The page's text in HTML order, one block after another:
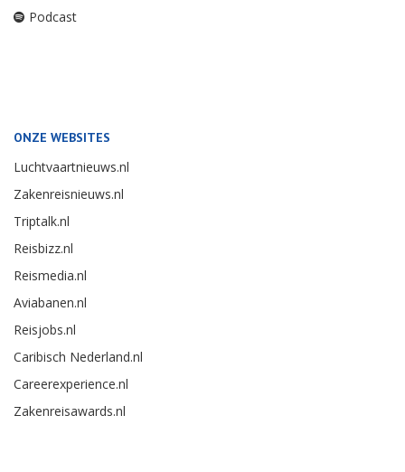
Podcast
ONZE WEBSITES
Luchtvaartnieuws.nl
Zakenreisnieuws.nl
Triptalk.nl
Reisbizz.nl
Reismedia.nl
Aviabanen.nl
Reisjobs.nl
Caribisch Nederland.nl
Careerexperience.nl
Zakenreisawards.nl